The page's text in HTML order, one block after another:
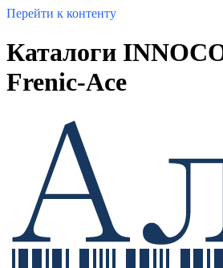
Перейти к контенту
Каталоги
Frenic-Ace